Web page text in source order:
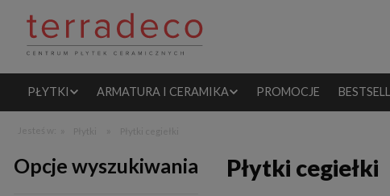
PŁYTKI ARMATURA I CERAMIKA PROMOCJE
Opcje wyszukiwania Płytki cegiełki